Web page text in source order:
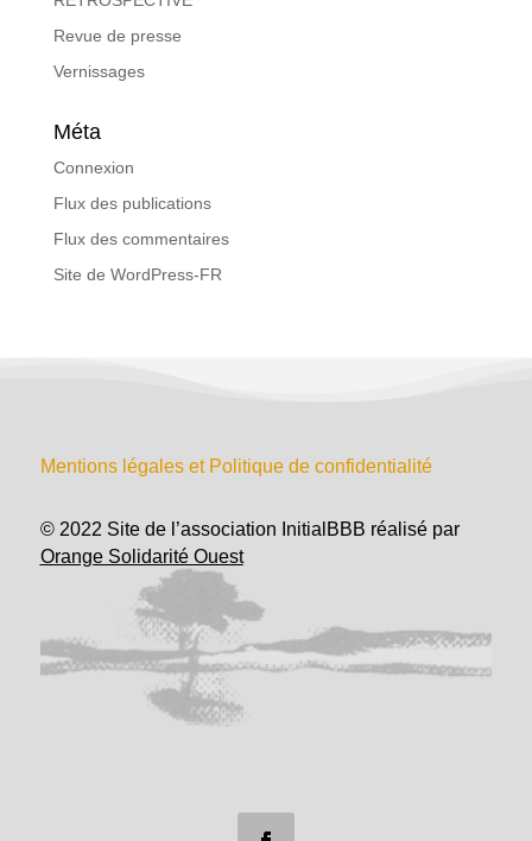
Revue de presse
Vernissages
Méta
Connexion
Flux des publications
Flux des commentaires
Site de WordPress-FR
Mentions légales et Politique de confidentialité
© 2022 Site de l’association InitialBBB réalisé par
Orange Solidarité Ouest